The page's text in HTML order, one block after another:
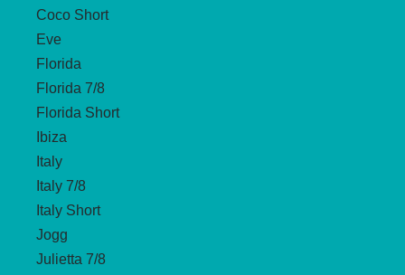
Coco Short
Eve
Florida
Florida 7/8
Florida Short
Ibiza
Italy
Italy 7/8
Italy Short
Jogg
Julietta 7/8